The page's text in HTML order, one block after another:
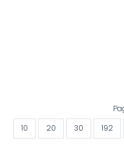
10 20 30 192